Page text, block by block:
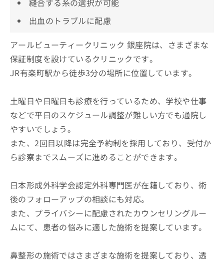
縫合する糸の選択が可能
出血のトラブルに配慮
アールビューティークリニック 銀座院は、さまざまな
保証制度を設けているクリニックです。
JR有楽町駅から徒歩3分の場所に位置しています。
土曜日や日曜日も診療を行っているため、学校や仕事
などで平日のスケジュール調整が難しい方でも通院し
やすいでしょう。
また、2回目以降は完全予約制を採用しており、受付か
ら診察までスムーズに進めることができます。
日本形成外科学会認定外科専門医が在籍しており、術
後のフォローアップの相談にも対応。
また、プライバシーに配慮されたカウンセリングルー
ムにて、患者の悩みに適した施術を提案しています。
鼻整形の施術ではさまざまな施術を提案しており、透